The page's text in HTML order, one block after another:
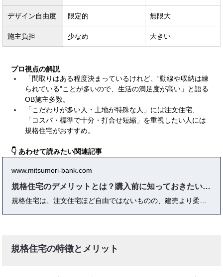
デザイン自由度 限定的 無限大
施主負担 少なめ 大きい
プロ視点の解説
「間取りはある程度決まっているけれど、“動線や収納は練
られている”ことが多いので、生活の満足度が高い」と語る
OB施主多数。
「こだわりが多い人・土地が特殊な人」には注文住宅、
「コスパ・標準で十分・打合せ短縮」を重視したい人には
規格住宅がおすすめ。
👇 あわせて読みたい関連記事
www.mitsumori-bank.com
規格住宅のデメリットとは？購入前に知っておきたい注意点
規格住宅の特徴とメリット